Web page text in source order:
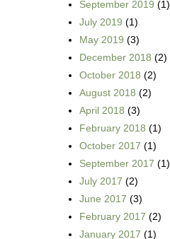
September 2019 (1)
July 2019 (1)
May 2019 (3)
December 2018 (2)
October 2018 (2)
August 2018 (2)
April 2018 (3)
February 2018 (1)
October 2017 (1)
September 2017 (1)
July 2017 (2)
June 2017 (3)
February 2017 (2)
January 2017 (1)